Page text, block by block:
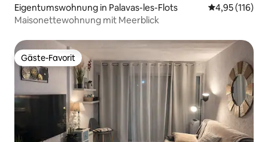
Eigentumswohnung in Palavas-les-Flots
4,95 (116)
Maisonettewohnung mit Meerblick
Gäste-Favorit
Gäste-Favorit